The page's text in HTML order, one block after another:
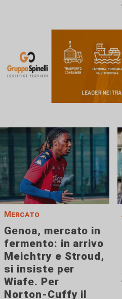
Mercato
Genoa, mercato in
fermento: in arrivo
Meichtry e Stroud,
si insiste per
Wiafe. Per
Norton-Cuffy il